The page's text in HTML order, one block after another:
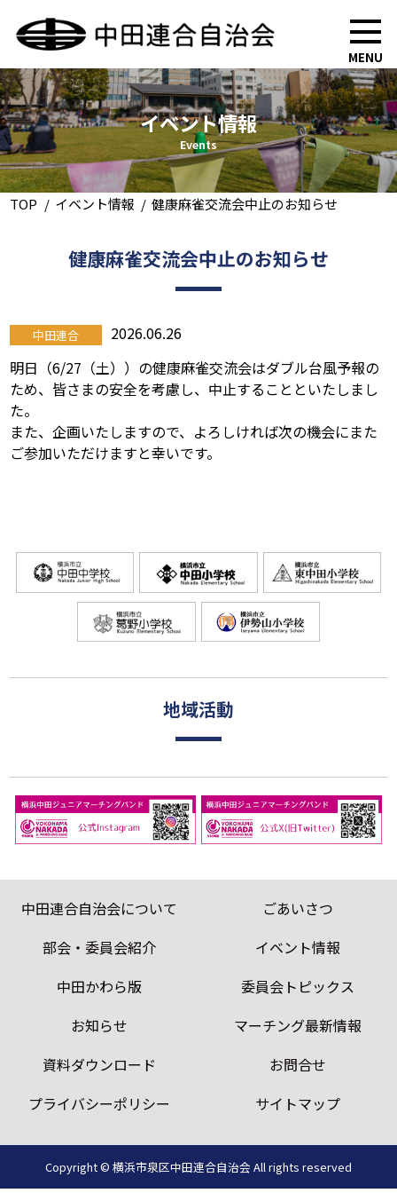
MENU
イベント情報
Events
TOP イベント情報 健康麻雀交流会中止のお知らせ
健康麻雀交流会中止のお知らせ
中田連合
2026.06.26
明日（6/27（土））の健康麻雀交流会はダブル台風予報の
ため、皆さまの安全を考慮し、中止することといたしまし
た。
また、企画いたしますので、よろしければ次の機会にまた
ご参加いただけますと幸いです。
地域活動
中田連合自治会について
ごあいさつ
部会・委員会紹介
イベント情報
中田かわら版
委員会トピックス
お知らせ
マーチング最新情報
資料ダウンロード
お問合せ
プライバシーポリシー
サイトマップ
Copyright © 横浜市泉区中田連合自治会 All rights reserved